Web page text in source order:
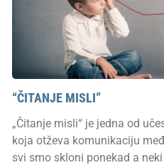
“ČITANJE MISLI”
„Čitanje misli“ je jedna od
koja otževa komunikaciju
svi smo skloni ponekad a